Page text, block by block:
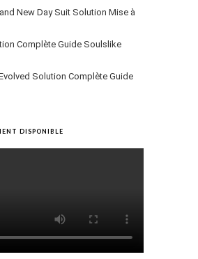
New Day Suit Solution Mise à
Complète Guide Soulslike
Solution Complète Guide
DISPONIBLE